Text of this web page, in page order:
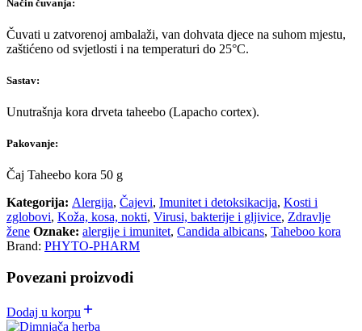
Način čuvanja:
Čuvati u zatvorenoj ambalaži, van dohvata djece na suhom mjestu,
zaštićeno od svjetlosti i na temperaturi do 25°C.
Sastav:
Unutrašnja kora drveta taheebo (Lapacho cortex).
Pakovanje:
Čaj Taheebo kora 50 g
Kategorija: Alergija, Čajevi, Imunitet i detoksikacija, Kosti i
zglobovi, Koža, kosa, nokti, Virusi, bakterije i gljivice, Zdravlje
žene Oznake: alergije i imunitet, Candida albicans, Taheboo kora
Brand: PHYTO-PHARM
Povezani proizvodi
Dodaj u korpu